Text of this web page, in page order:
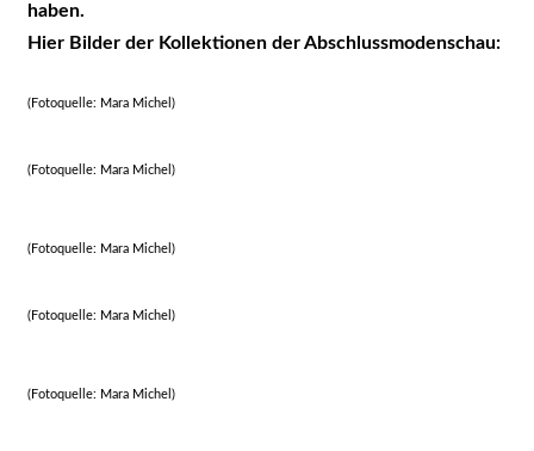
haben.
Hier Bilder der Kollektionen der Abschlussmodenschau:
(Fotoquelle: Mara Michel)
(Fotoquelle: Mara Michel)
(Fotoquelle: Mara Michel)
(Fotoquelle: Mara Michel)
(Fotoquelle: Mara Michel)